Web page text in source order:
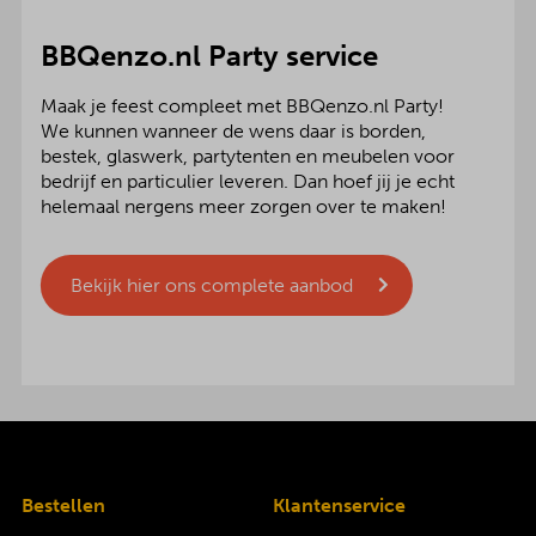
BBQenzo.nl Party service
Maak je feest compleet met BBQenzo.nl Party!
We kunnen wanneer de wens daar is borden,
bestek, glaswerk, partytenten en meubelen voor
bedrijf en particulier leveren. Dan hoef jij je echt
helemaal nergens meer zorgen over te maken!
Bekijk hier ons complete aanbod
Bestellen
Klantenservice